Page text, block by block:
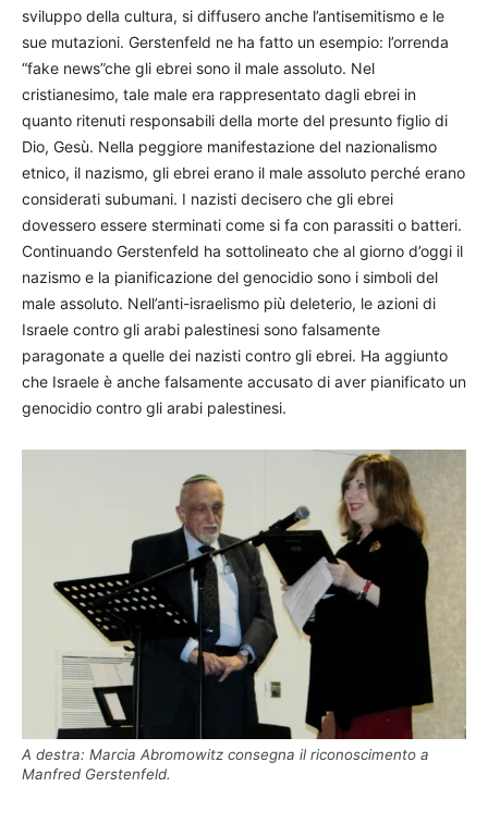
sviluppo della cultura, si diffusero anche l’antisemitismo e le
sue mutazioni. Gerstenfeld ne ha fatto un esempio: l’orrenda
“fake news”che gli ebrei sono il male assoluto. Nel
cristianesimo, tale male era rappresentato dagli ebrei in
quanto ritenuti responsabili della morte del presunto figlio di
Dio, Gesù. Nella peggiore manifestazione del nazionalismo
etnico, il nazismo, gli ebrei erano il male assoluto perché erano
considerati subumani. I nazisti decisero che gli ebrei
dovessero essere sterminati come si fa con parassiti o batteri.
Continuando Gerstenfeld ha sottolineato che al giorno d’oggi il
nazismo e la pianificazione del genocidio sono i simboli del
male assoluto. Nell’anti-israelismo più deleterio, le azioni di
Israele contro gli arabi palestinesi sono falsamente
paragonate a quelle dei nazisti contro gli ebrei. Ha aggiunto
che Israele è anche falsamente accusato di aver pianificato un
genocidio contro gli arabi palestinesi.
A destra: Marcia Abromowitz consegna il riconoscimento a
Manfred Gerstenfeld.